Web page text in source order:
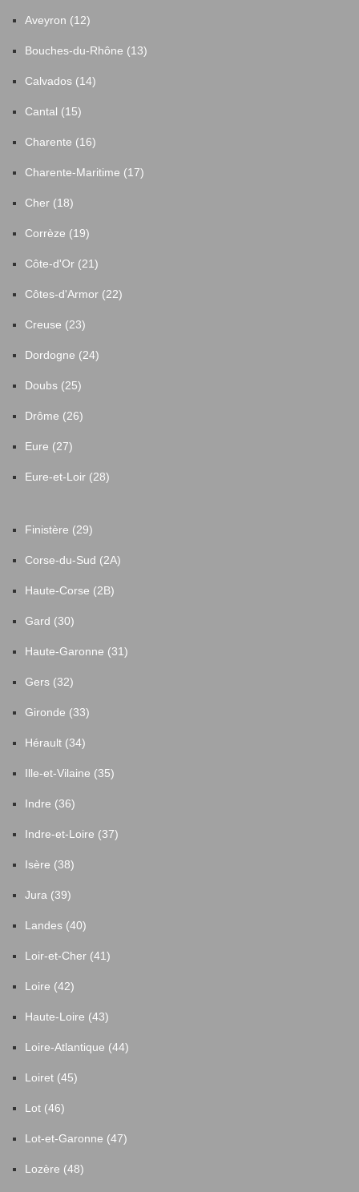
Aveyron (12)
Bouches-du-Rhône (13)
Calvados (14)
Cantal (15)
Charente (16)
Charente-Maritime (17)
Cher (18)
Corrèze (19)
Côte-d'Or (21)
Côtes-d'Armor (22)
Creuse (23)
Dordogne (24)
Doubs (25)
Drôme (26)
Eure (27)
Eure-et-Loir (28)
Finistère (29)
Corse-du-Sud (2A)
Haute-Corse (2B)
Gard (30)
Haute-Garonne (31)
Gers (32)
Gironde (33)
Hérault (34)
Ille-et-Vilaine (35)
Indre (36)
Indre-et-Loire (37)
Isère (38)
Jura (39)
Landes (40)
Loir-et-Cher (41)
Loire (42)
Haute-Loire (43)
Loire-Atlantique (44)
Loiret (45)
Lot (46)
Lot-et-Garonne (47)
Lozère (48)